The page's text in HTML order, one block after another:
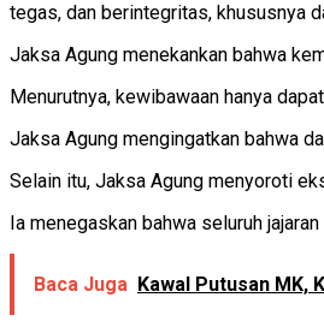
tegas, dan berintegritas, khususnya
Jaksa Agung menekankan bahwa
Menurutnya, kewibawaan hanya
Jaksa Agung mengingatkan bahwa
Selain itu, Jaksa Agung menyoroti
Ia menegaskan bahwa seluruh
Baca Juga Kawal Putusan MK,